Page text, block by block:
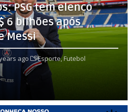
PSG tem elenco
6 bilhões após
Messi
ago Esporte,Futebol